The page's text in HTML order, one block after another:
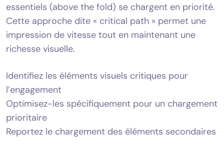
essentiels (above the fold) se chargent en priorité.
Cette approche dite « critical path » permet une
impression de vitesse tout en maintenant une
richesse visuelle.
Identifiez les éléments visuels critiques pour
l’engagement
Optimisez-les spécifiquement pour un chargement
prioritaire
Reportez le chargement des éléments secondaires